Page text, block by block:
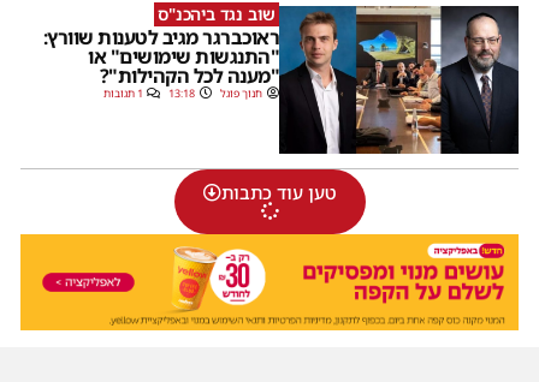
שוב נגד ביהכנ"ס
ראוכברגר מגיב לטענות שוורץ:
"התנגשות שימושים" או
"מענה לכל הקהילות"?
חנוך פוגל 13:18 1 תגובות
טען עוד כתבות